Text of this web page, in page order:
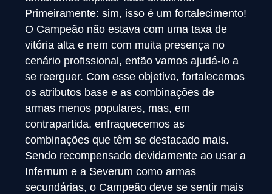
Primeiramente: sim, isso é um fortalecimento!
O Campeão não estava com uma taxa de
vitória alta e nem com muita presença no
cenário profissional, então vamos ajudá-lo a
se reerguer. Com esse objetivo, fortalecemos
os atributos base e as combinações de
armas menos populares, mas, em
contrapartida, enfraquecemos as
combinações que têm se destacado mais.
Sendo recompensado devidamente ao usar a
Infernum e a Severum como armas
secundárias, o Campeão deve se sentir mais